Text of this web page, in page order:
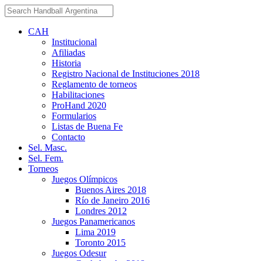
CAH
Institucional
Afiliadas
Historia
Registro Nacional de Instituciones 2018
Reglamento de torneos
Habilitaciones
ProHand 2020
Formularios
Listas de Buena Fe
Contacto
Sel. Masc.
Sel. Fem.
Torneos
Juegos Olímpicos
Buenos Aires 2018
Río de Janeiro 2016
Londres 2012
Juegos Panamericanos
Lima 2019
Toronto 2015
Juegos Odesur